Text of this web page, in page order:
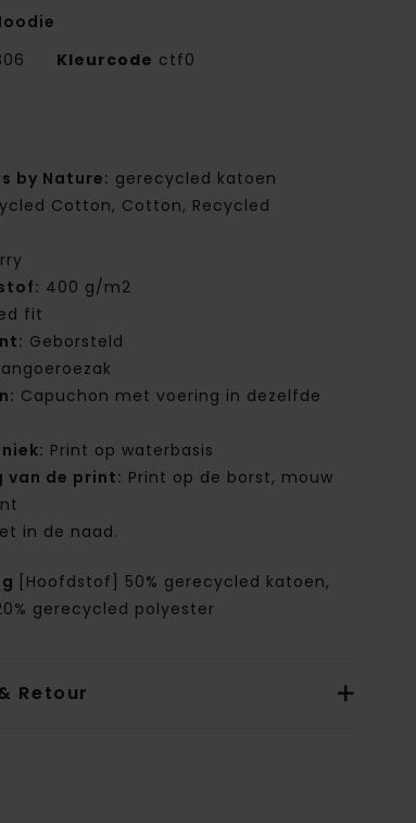
Kleurcode ctf0
by Nature: gerecycled katoen
Cotton, Cotton, Recycled
400 g/m2
fit
Geborsteld
Capuchon met voering in dezelfde
Print op waterbasis
van de print: Print op de borst, mouw
in de naad.
[Hoofdstof] 50% gerecycled katoen,
gerecycled polyester
Retour